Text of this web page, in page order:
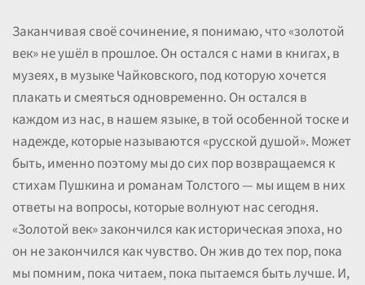
Заканчивая своё сочинение, я понимаю, что «золотой
век» не ушёл в прошлое. Он остался с нами в книгах, в
музеях, в музыке Чайковского, под которую хочется
плакать и смеяться одновременно. Он остался в
каждом из нас, в нашем языке, в той особенной тоске и
надежде, которые называются «русской душой». Может
быть, именно поэтому мы до сих пор возвращаемся к
стихам Пушкина и романам Толстого — мы ищем в них
ответы на вопросы, которые волнуют нас сегодня.
«Золотой век» закончился как историческая эпоха, но
он не закончился как чувство. Он жив до тех пор, пока
мы помним, пока читаем, пока пытаемся быть лучше. И,